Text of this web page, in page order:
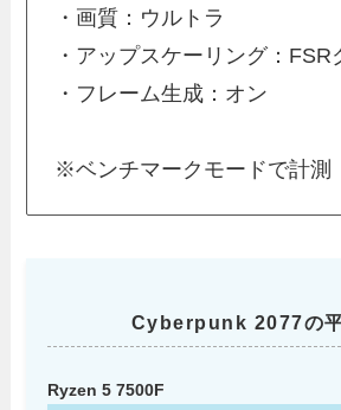
・画質：ウルトラ
・アップスケーリング：FSR
・フレーム生成：オン
※ベンチマークモードで計測
Cyberpunk 2077の
Ryzen 5 7500F